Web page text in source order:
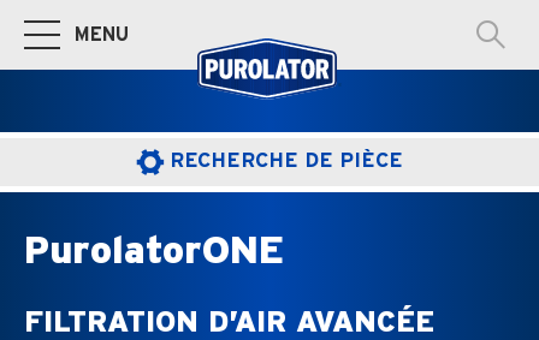
Basculer à la navigation principale
MENU
RECHERCHE DE PIÈCE
PurolatorONE
FILTRATION D’AIR AVANCÉE